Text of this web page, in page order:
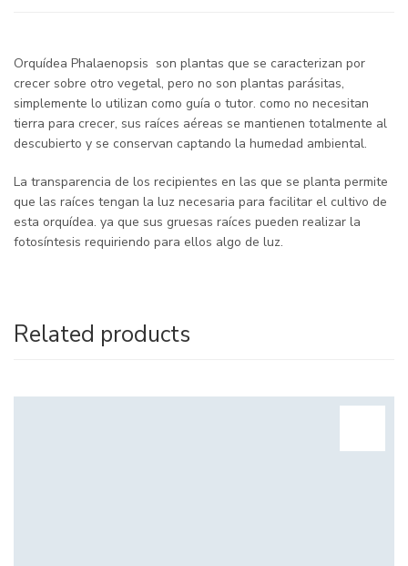
Orquídea Phalaenopsis son plantas que se caracterizan por
crecer sobre otro vegetal, pero no son plantas parásitas,
simplemente lo utilizan como guía o tutor. como no necesitan
tierra para crecer, sus raíces aéreas se mantienen totalmente al
descubierto y se conservan captando la humedad ambiental.
La transparencia de los recipientes en las que se planta permite
que las raíces tengan la luz necesaria para facilitar el cultivo de
esta orquídea. ya que sus gruesas raíces pueden realizar la
fotosíntesis requiriendo para ellos algo de luz.
Related products